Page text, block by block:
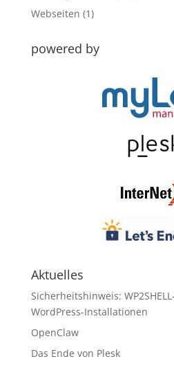
Webseiten (1)
powered by
Aktuelles
Sicherheitshinweis:
WordPress-Installationen
OpenClaw
Das Ende von Plesk